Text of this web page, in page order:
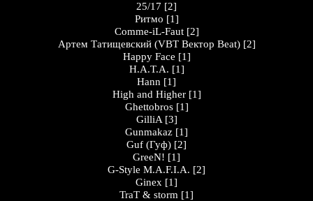
25/17 [2]
Ритмо [1]
Comme-iL-Faut [2]
Артем Татищевский (VBT Вектор Beat) [2]
Happy Face [1]
H.A.T.A. [1]
Hann [1]
High and Higher [1]
Ghettobros [1]
GilliA [3]
Gunmakaz [1]
Guf (Гуф) [2]
GreeN! [1]
G-Style M.A.F.I.A. [2]
Ginex [1]
TraT & storm [1]